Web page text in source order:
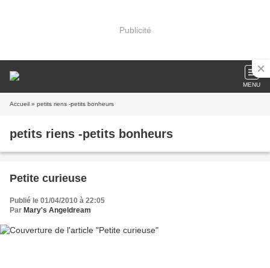
Publicité
MENU
Accueil » petits riens -petits bonheurs
petits riens -petits bonheurs
Petite curieuse
Publié le 01/04/2010 à 22:05
Par Mary's Angeldream